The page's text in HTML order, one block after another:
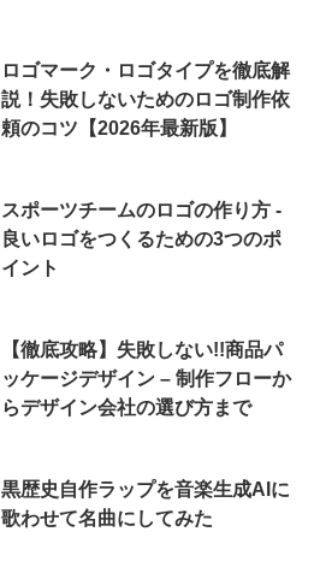
ロゴマーク・ロゴタイプを徹底解
説！失敗しないためのロゴ制作依
頼のコツ【2026年最新版】
スポーツチームのロゴの作り方 -
良いロゴをつくるための3つのポ
イント
【徹底攻略】失敗しない!!商品パ
ッケージデザイン – 制作フローか
らデザイン会社の選び方まで
黒歴史自作ラップを音楽生成AIに
歌わせて名曲にしてみた